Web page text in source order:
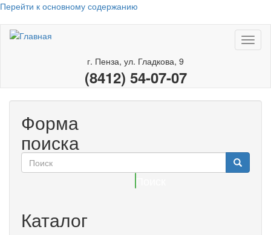
Перейти к основному содержанию
г. Пенза, ул. Гладкова, 9
(8412) 54-07-07
Форма
поиска
Каталог